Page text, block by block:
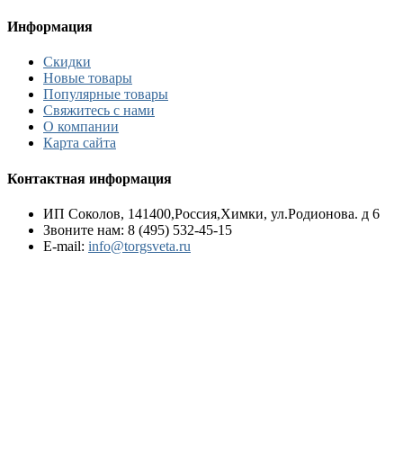
Информация
Скидки
Новые товары
Популярные товары
Свяжитесь с нами
О компании
Карта сайта
Контактная информация
ИП Соколов, 141400,Россия,Химки, ул.Родионова. д 6
Звоните нам: 8 (495) 532-45-15
E-mail: info@torgsveta.ru